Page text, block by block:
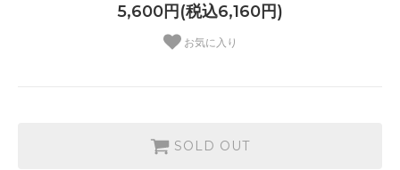
5,600円(税込6,160円)
お気に入り
SOLD OUT